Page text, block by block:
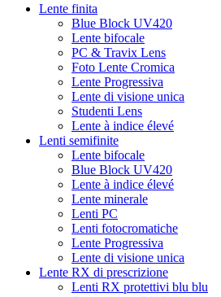
Lente finita
Blue Block UV420
Lente bifocale
PC & Travix Lens
Foto Lente Cromica
Lente Progressiva
Lente di visione unica
Studenti Lens
Lente à indice élevé
Lenti semifinite
Lente bifocale
Blue Block UV420
Lente à indice élevé
Lente minerale
Lenti PC
Lenti fotocromatiche
Lente Progressiva
Lente di visione unica
Lente RX di prescrizione
Lenti RX protettivi blu blu